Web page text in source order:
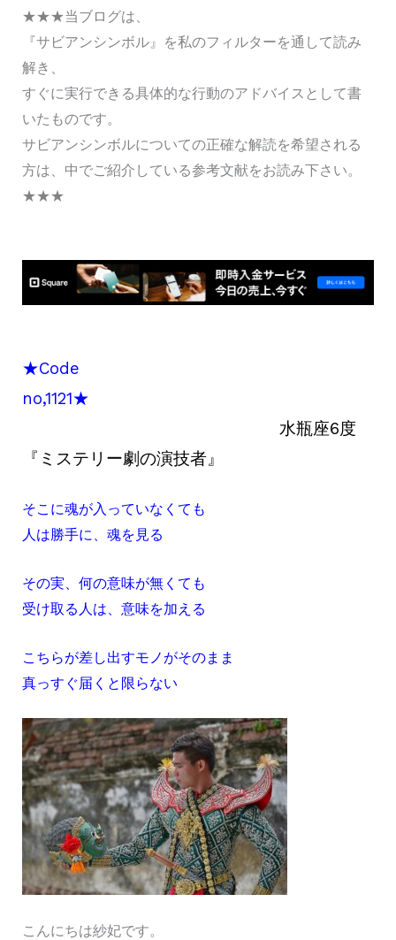
★★★当ブログは、
『サビアンシンボル』を私のフィルターを通して読み
解き、
すぐに実行できる具体的な行動のアドバイスとして書
いたものです。
サビアンシンボルについての正確な解読を希望される
方は、中でご紹介している参考文献をお読み下さい。
★★★
★Code
no,1121★
水瓶座6度
『ミステリー劇の演技者』
そこに魂が入っていなくても
人は勝手に、魂を見る
その実、何の意味が無くても
受け取る人は、意味を加える
こちらが差し出すモノがそのまま
真っすぐ届くと限らない
こんにちは紗妃です。